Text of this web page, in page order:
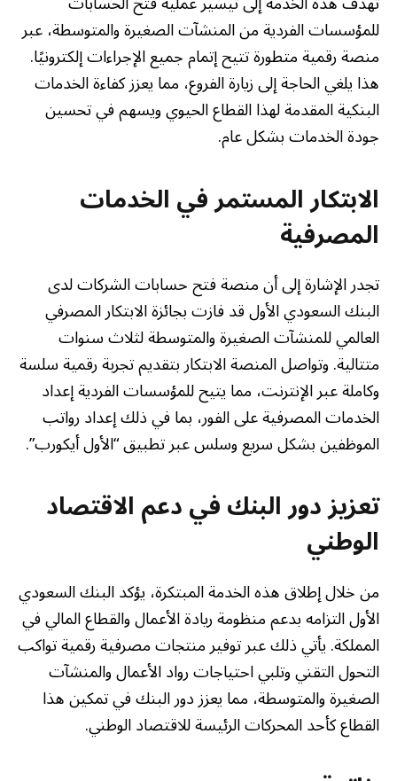
للمؤسسات الفردية من المنشآت الصغيرة والمتوسطة، عبر
منصة رقمية متطورة تتيح إتمام جميع الإجراءات إلكترونيًا.
هذا يلغي الحاجة إلى زيارة الفروع، مما يعزز كفاءة الخدمات
البنكية المقدمة لهذا القطاع الحيوي ويسهم في تحسين
جودة الخدمات بشكل عام.
الابتكار المستمر في الخدمات
المصرفية
تجدر الإشارة إلى أن منصة فتح حسابات الشركات لدى
البنك السعودي الأول قد فازت بجائزة الابتكار المصرفي
العالمي للمنشآت الصغيرة والمتوسطة لثلاث سنوات
متتالية. وتواصل المنصة الابتكار بتقديم تجربة رقمية سلسة
وكاملة عبر الإنترنت، مما يتيح للمؤسسات الفردية إعداد
الخدمات المصرفية على الفور، بما في ذلك إعداد رواتب
الموظفين بشكل سريع وسلس عبر تطبيق “الأول أيكورب”.
تعزيز دور البنك في دعم الاقتصاد
الوطني
من خلال إطلاق هذه الخدمة المبتكرة، يؤكد البنك السعودي
الأول التزامه بدعم منظومة ريادة الأعمال والقطاع المالي في
المملكة. يأتي ذلك عبر توفير منتجات مصرفية رقمية تواكب
التحول التقني وتلبي احتياجات رواد الأعمال والمنشآت
الصغيرة والمتوسطة، مما يعزز دور البنك في تمكين هذا
القطاع كأحد المحركات الرئيسة للاقتصاد الوطني.